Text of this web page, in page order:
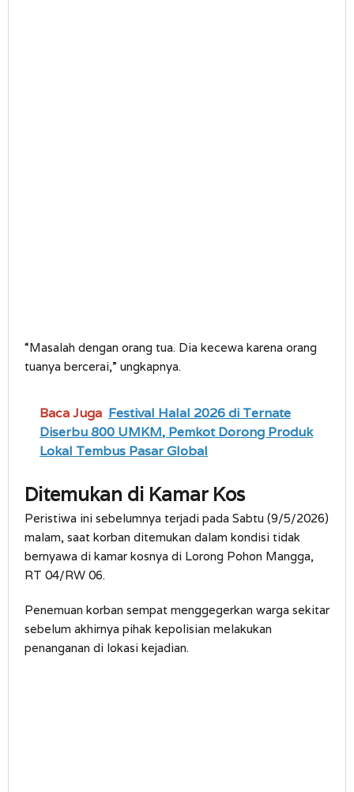
“Masalah dengan orang tua. Dia kecewa karena orang
tuanya bercerai,” ungkapnya.
Baca Juga Festival Halal 2026 di Ternate
Diserbu 800 UMKM, Pemkot Dorong Produk
Lokal Tembus Pasar Global
Ditemukan di Kamar Kos
Peristiwa ini sebelumnya terjadi pada Sabtu (9/5/2026)
malam, saat korban ditemukan dalam kondisi tidak
bernyawa di kamar kosnya di Lorong Pohon Mangga,
RT 04/RW 06.
Penemuan korban sempat menggegerkan warga sekitar
sebelum akhirnya pihak kepolisian melakukan
penanganan di lokasi kejadian.